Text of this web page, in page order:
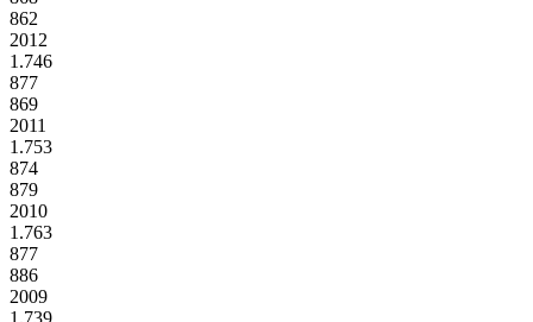
862
2012
1.746
877
869
2011
1.753
874
879
2010
1.763
877
886
2009
1.739